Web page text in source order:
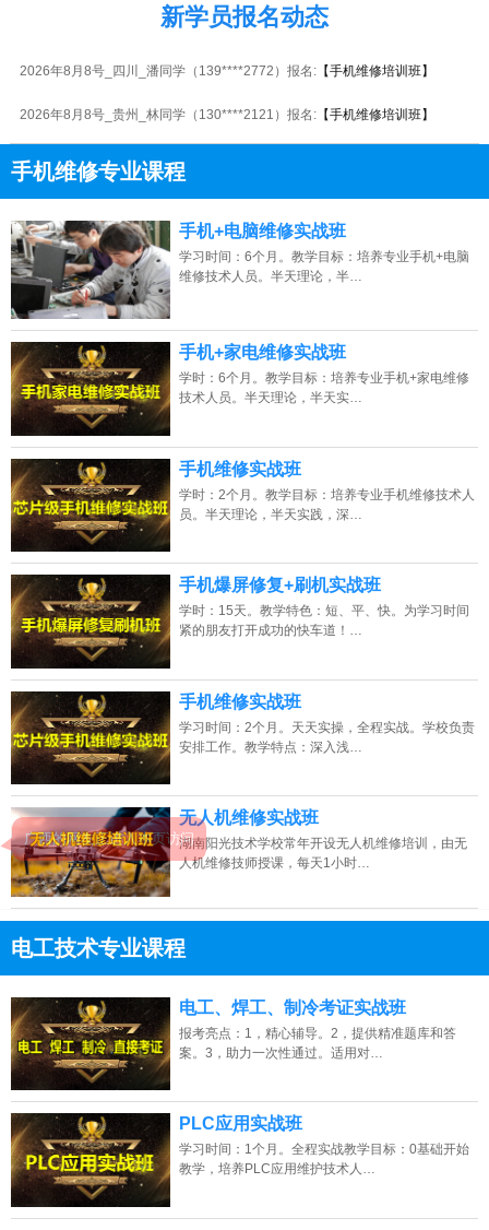
新学员报名动态
2026年8月8号_陕西_王同学（136****3555）报名:【手机维修培训班】
2026年8月8号_四川_潘同学（139****2772）报名: 【手机维修培训班】
2026年8月8号_贵州_林同学（130****2121）报名: 【手机维修培训班】
2026年8月8号_山东_韩同学（154****4664）报名:【手机维修培训班】
2026年8月8号黑龙江苏同学（185****1502）报名:【手机维修培训班】
2026年8月8号_江苏_陈同学（132****5660）报名: 【手机维修培训班】
2026年8月8号_上海_朱同学（137****8696）报名:
手机维修专业课程
点击免费咨询电话：13807313137
手机+电脑维修实战班
学习时间：6个月。教学目标：培养专业手机+电脑
维修技术人员。半天理论，半…
手机+家电维修实战班
学时：6个月。教学目标：培养专业手机+家电维修
技术人员。半天理论，半天实…
手机维修实战班
学时：2个月。教学目标：培养专业手机维修技术人
员。半天理论，半天实践，深…
手机爆屏修复+刷机实战班
学时：15天。教学特色：短、平、快。为学习时间
紧的朋友打开成功的快车道！…
手机维修实战班
学习时间：2个月。天天实操，全程实战。学校负责
安排工作。教学特点：深入浅…
无人机维修实战班
湖南阳光技术学校常年开设无人机维修培训，由无
人机维修技师授课，每天1小时…
电工技术专业课程
点击免费咨询电话：13807313137
电工、焊工、制冷考证实战班
报考亮点：1，精心辅导。2，提供精准题库和答
案。3，助力一次性通过。适用对…
PLC应用实战班
学习时间：1个月。全程实战教学目标：0基础开始
教学，培养PLC应用维护技术人…
广西的网友正进入本页访问